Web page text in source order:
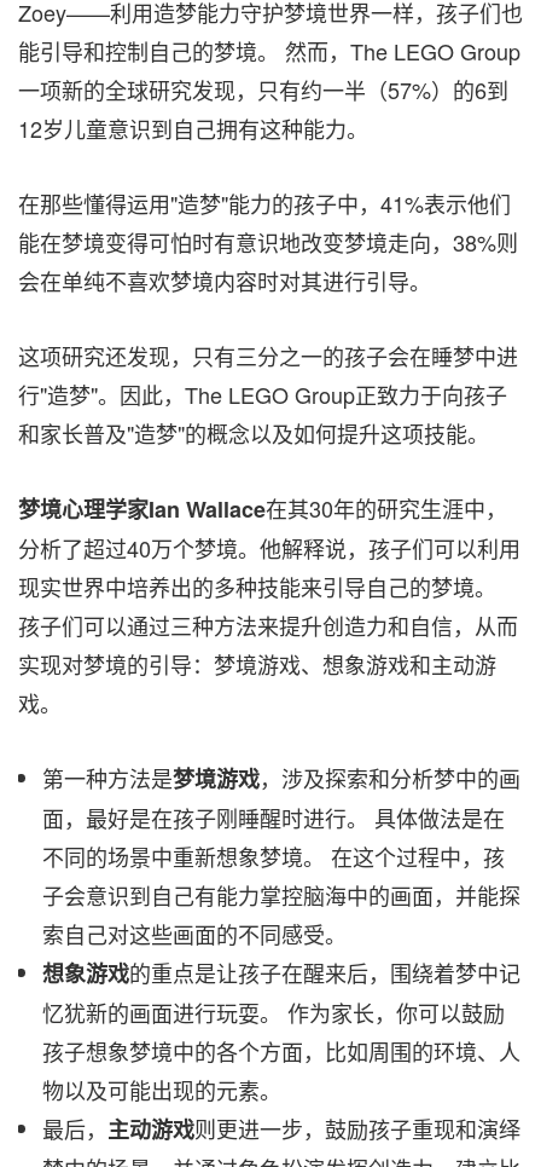
Zoey——利用造梦能力守护梦境世界一样，孩子们也
能引导和控制自己的梦境。 然而，The LEGO Group
一项新的全球研究发现，只有约一半（57%）的6到
12岁儿童意识到自己拥有这种能力。
在那些懂得运用"造梦"能力的孩子中，41%表示他们
能在梦境变得可怕时有意识地改变梦境走向，38%则
会在单纯不喜欢梦境内容时对其进行引导。
这项研究还发现，只有三分之一的孩子会在睡梦中进
行"造梦"。因此，The LEGO Group正致力于向孩子
和家长普及"造梦"的概念以及如何提升这项技能。
梦境心理学家Ian Wallace在其30年的研究生涯中，
分析了超过40万个梦境。他解释说，孩子们可以利用
现实世界中培养出的多种技能来引导自己的梦境。
孩子们可以通过三种方法来提升创造力和自信，从而
实现对梦境的引导：梦境游戏、想象游戏和主动游
戏。
第一种方法是梦境游戏，涉及探索和分析梦中的画
面，最好是在孩子刚睡醒时进行。 具体做法是在
不同的场景中重新想象梦境。 在这个过程中，孩
子会意识到自己有能力掌控脑海中的画面，并能探
索自己对这些画面的不同感受。
想象游戏的重点是让孩子在醒来后，围绕着梦中记
忆犹新的画面进行玩耍。 作为家长，你可以鼓励
孩子想象梦境中的各个方面，比如周围的环境、人
物以及可能出现的元素。
最后， 主动游戏则更进一步，鼓励孩子重现和演绎